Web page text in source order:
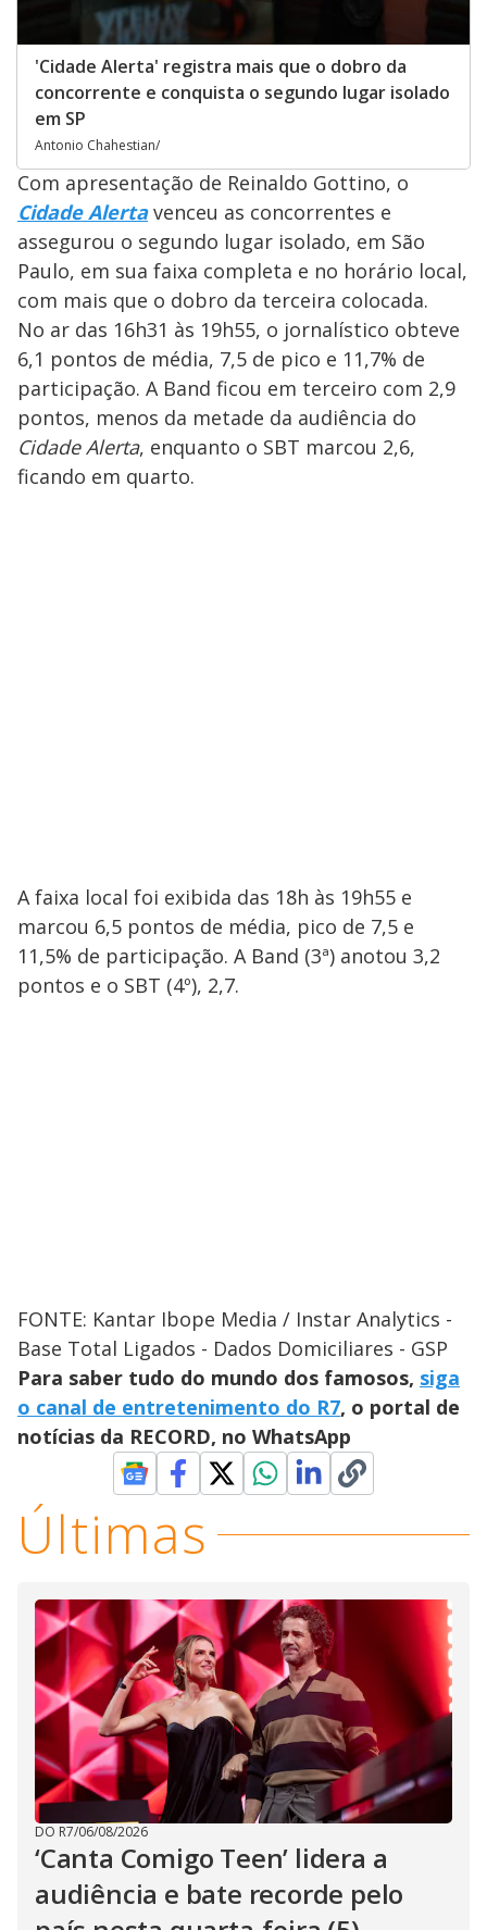
'Cidade Alerta' registra mais que o dobro da
concorrente e conquista o segundo lugar isolado
em SP
Antonio Chahestian/
Com apresentação de Reinaldo Gottino, o
Cidade Alertavenceu as concorrentes e
assegurou o segundo lugar isolado, em São
Paulo, em sua faixa completa e no horário local,
com mais que o dobro da terceira colocada.
No ar das 16h31 às 19h55, o jornalístico obteve
6,1 pontos de média, 7,5 de pico e 11,7% de
participação. A Band ficou em terceiro com 2,9
pontos, menos da metade da audiência do
Cidade Alerta, enquanto o SBT marcou 2,6,
ficando em quarto.
A faixa local foi exibida das 18h às 19h55 e
marcou 6,5 pontos de média, pico de 7,5 e
11,5% de participação. A Band (3ª) anotou 3,2
pontos e o SBT (4º), 2,7.
FONTE: Kantar Ibope Media / Instar Analytics -
Base Total Ligados - Dados Domiciliares - GSP
Para saber tudo do mundo dos famosos, siga
o canal de entretenimento do R7, o portal de
notícias da RECORD, no WhatsApp
Últimas
DO R7/06/08/2026
‘Canta Comigo Teen’ lidera a
audiência e bate recorde pelo